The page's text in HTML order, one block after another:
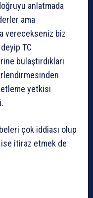
anlatmada
ama
verecekseniz biz
TC
bulaştırdıkları
yetkisi
çok iddiası olup
ise itiraz etmek de